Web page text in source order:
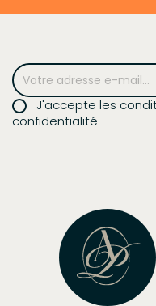
J'accepte les
confidentialité